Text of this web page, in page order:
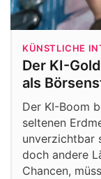
KÜNSTLICHE
Der KI-
als
Der KI-Boom
seltenen
unverzichtbar
doch andere
Chancen,